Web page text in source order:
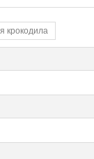
крокодила